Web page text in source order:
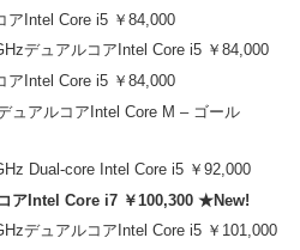
アIntel Core i5 ￥84,000
デュアルコアIntel Core i5 ￥84,000
アIntel Core i5 ￥84,000
ュアルコアIntel Core M – ゴール
Dual-core Intel Core i5 ￥92,000
アIntel Core i7 ￥100,300 ★New!
デュアルコアIntel Core i5 ￥101,000